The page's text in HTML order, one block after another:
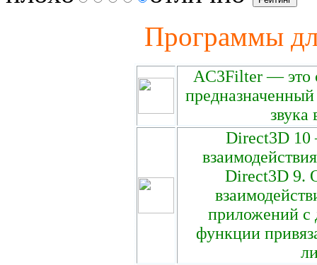
Программы
AC3Filter — это
звука
Direct3D
Direct3D 9.
приложений с
функции